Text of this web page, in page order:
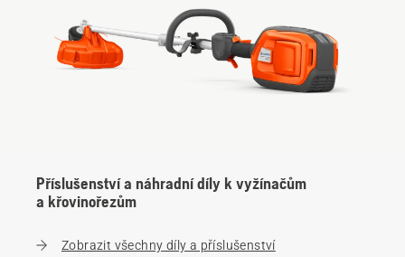
Příslušenství a náhradní díly k vyžínačům
a křovinořezům
Zobrazit všechny díly a příslušenství